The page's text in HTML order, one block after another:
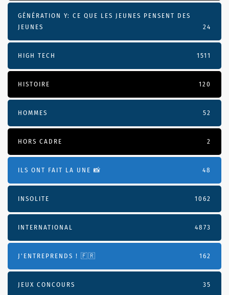
GÉNÉRATION Y: CE QUE LES JEUNES PENSENT DES
JEUNES
24
HIGH TECH 1511
HISTOIRE 120
HOMMES 52
HORS CADRE 2
ILS ONT FAIT LA UNE 📸 48
INSOLITE 1062
INTERNATIONAL 4873
J'ENTREPRENDS ! 🇫🇷 162
JEUX CONCOURS 35